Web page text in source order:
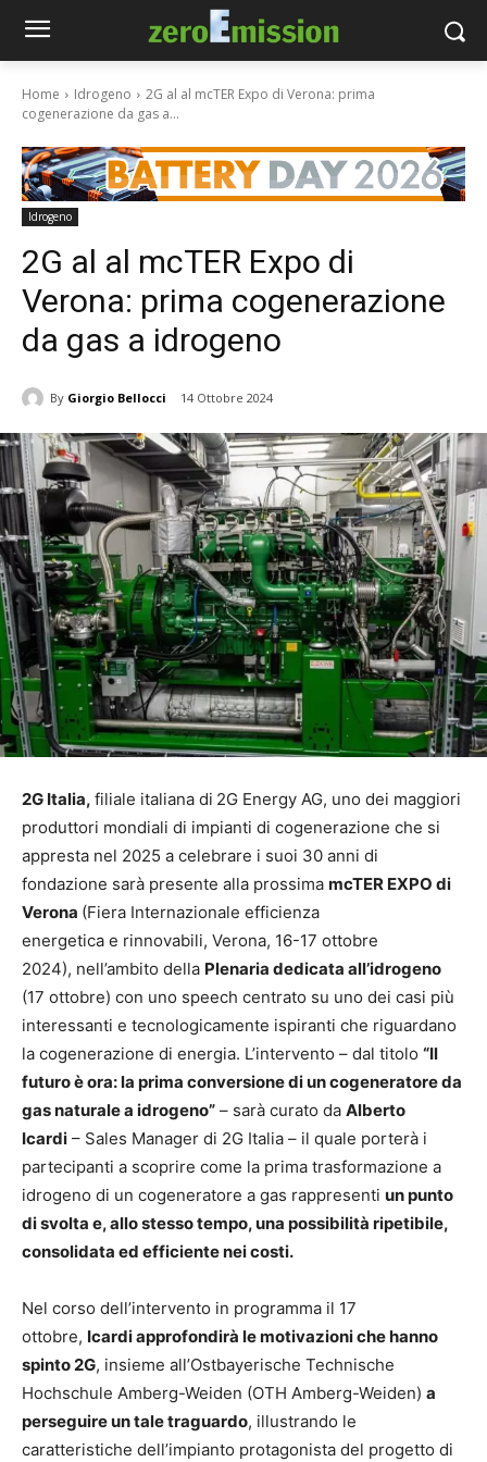
Home Idrogeno
2G al al mcTER Expo di Verona: prima
cogenerazione da gas a...
Idrogeno
2G al al mcTER Expo di
Verona: prima cogenerazione
da gas a idrogeno
By Giorgio Bellocci 14 Ottobre 2024
2G Italia, filiale italiana di 2G Energy AG, uno dei maggiori
produttori mondiali di impianti di cogenerazione che si
appresta nel 2025 a celebrare i suoi 30 anni di
fondazione sarà presente alla prossima mcTER EXPO di
Verona (Fiera Internazionale efficienza
energetica e rinnovabili, Verona, 16-17 ottobre
2024), nell’ambito della Plenaria dedicata all’idrogeno
(17 ottobre) con uno speech centrato su uno dei casi più
interessanti e tecnologicamente ispiranti che riguardano
la cogenerazione di energia. L’intervento – dal titolo “Il
futuro è ora: la prima conversione di un cogeneratore da
gas naturale a idrogeno” – sarà curato da Alberto
Icardi – Sales Manager di 2G Italia – il quale porterà i
partecipanti a scoprire come la prima trasformazione a
idrogeno di un cogeneratore a gas rappresenti un punto
di svolta e, allo stesso tempo, una possibilità ripetibile,
consolidata ed efficiente nei costi.
Nel corso dell’intervento in programma il 17
ottobre, Icardi approfondirà le motivazioni che hanno
spinto 2G, insieme all’Ostbayerische Technische
Hochschule Amberg-Weiden (OTH Amberg-Weiden) a
perseguire un tale traguardo, illustrando le
caratteristiche dell’impianto protagonista del progetto di